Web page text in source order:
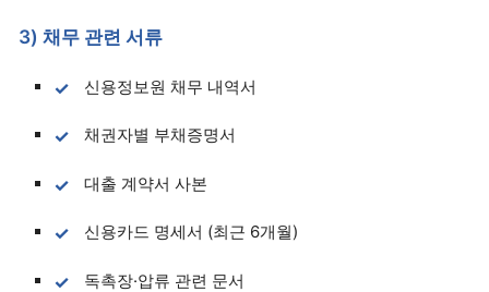
3) 채무 관련 서류
신용정보원 채무 내역서
채권자별 부채증명서
대출 계약서 사본
신용카드 명세서 (최근 6개월)
독촉장·압류 관련 문서